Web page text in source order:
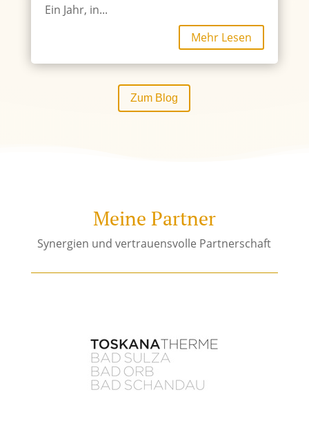
Ein Jahr, in...
Mehr Lesen
Zum Blog
Meine Partner
Synergien und vertrauensvolle Partnerschaft